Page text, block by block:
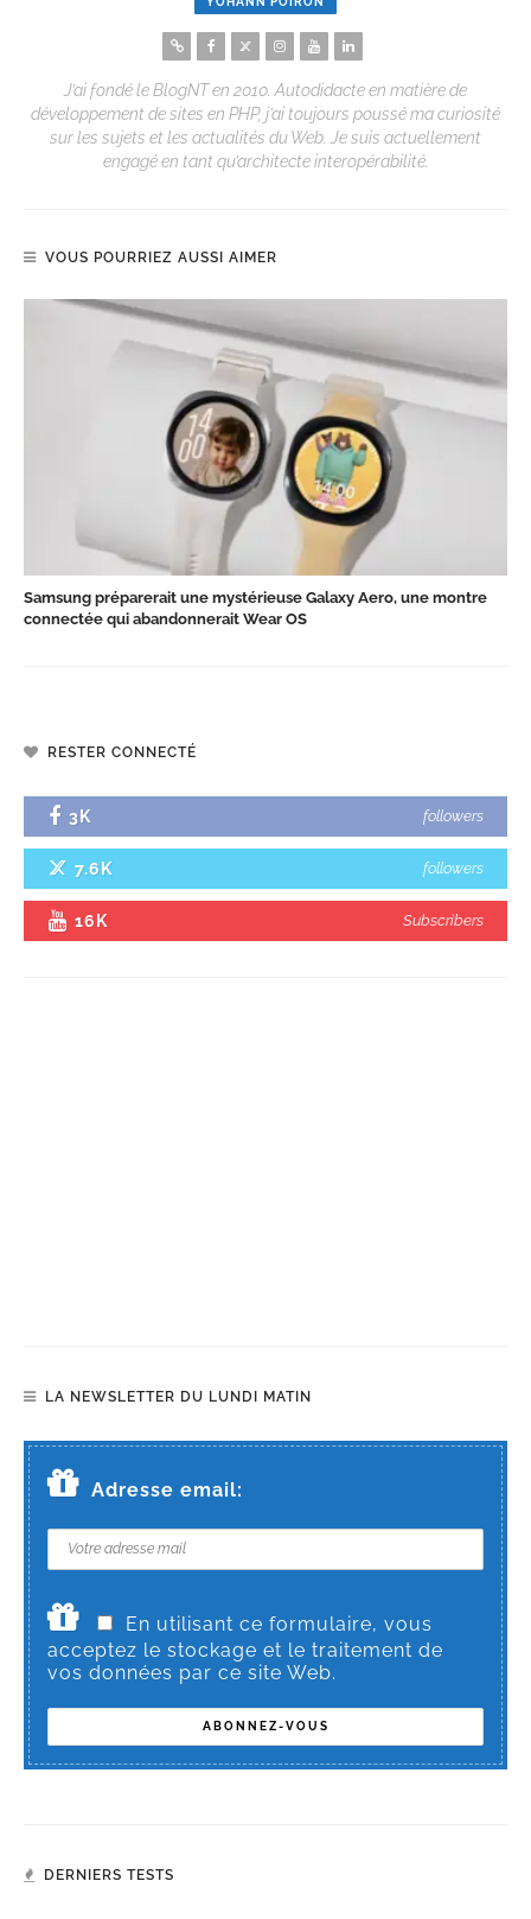
J’ai fondé le BlogNT en 2010. Autodidacte en matière de
développement de sites en PHP, j’ai toujours poussé ma curiosité
sur les sujets et les actualités du Web. Je suis actuellement
engagé en tant qu’architecte interopérabilité.
VOUS POURRIEZ AUSSI AIMER
Samsung préparerait une mystérieuse Galaxy Aero, une montre
connectée qui abandonnerait Wear OS
RESTER CONNECTÉ
3K followers
7.6K followers
16K Subscribers
LA NEWSLETTER DU LUNDI MATIN
Adresse email:
En utilisant ce formulaire, vous
acceptez le stockage et le traitement de
vos données par ce site Web.
DERNIERS TESTS